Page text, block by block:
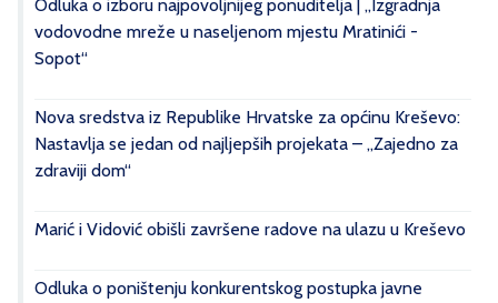
Odluka o izboru najpovoljnijeg ponuditelja | „Izgradnja
vodovodne mreže u naseljenom mjestu Mratinići -
Sopot“
Nova sredstva iz Republike Hrvatske za općinu Kreševo:
Nastavlja se jedan od najljepših projekata – „Zajedno za
zdraviji dom“
Marić i Vidović obišli završene radove na ulazu u Kreševo
Odluka o poništenju konkurentskog postupka javne